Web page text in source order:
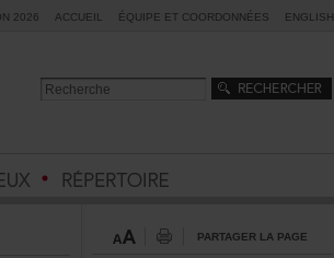
ACCUEIL ÉQUIPEETCOORDONNÉES ENGLISH
PARTAGERLAPAGE